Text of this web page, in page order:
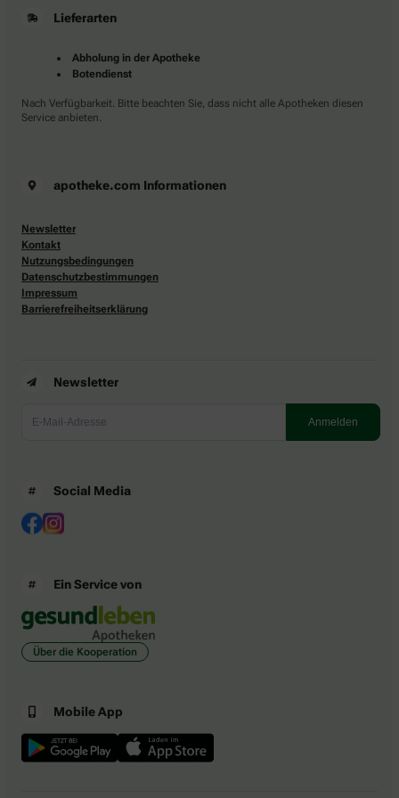
Lieferarten
Abholung in der Apotheke
Botendienst
Nach Verfügbarkeit. Bitte beachten Sie, dass nicht alle Apotheken diesen
Service anbieten.
apotheke.com Informationen
Newsletter
Kontakt
Nutzungsbedingungen
Datenschutzbestimmungen
Impressum
Barrierefreiheitserklärung
Newsletter
Social Media
Ein Service von
Über die Kooperation
Mobile App